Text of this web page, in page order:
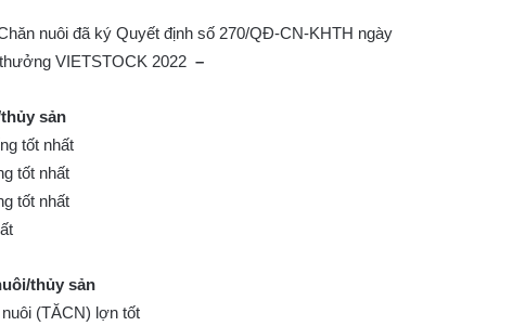
nuôi đã ký Quyết định số 270/QĐ-CN-KHTH ngày
VIETSTOCK 2022 –
sản
tốt nhất
tốt nhất
tốt nhất
thủy sản
(TĂCN) lợn tốt